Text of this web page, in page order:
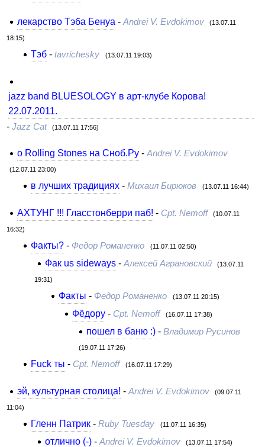
лекарство Тэба Бенуа - Andrei V. Evdokimov (13.07.11
18:15)
Тэб -tavrichesky (13.07.11 19:03)
jazz band BLUESOLOGY в арт-клубе Корова!
22.07.2011.
- Jazz Cat (13.07.11 17:56)
o Rolling Stones на Сноб.Ру- Andrei V. Evdokimov
(12.07.11 23:00)
в лучших традициях -Михаил Бирюков (13.07.11 16:44)
АХТУНГ !!! Гласстонберри паб! - Cpt. Nemoff (10.07.11
16:32)
Факты? - Федор Романенко (11.07.11 02:50)
Фак us sideways- Алексей Аграновский (13.07.11
19:31)
Факты - Федор Романенко (13.07.11 20:15)
Фёдору - Cpt. Nemoff (16.07.11 17:38)
пошел в баню :)- Владимир Русинов
(19.07.11 17:26)
Fuck ты - Cpt. Nemoff (16.07.11 17:29)
эй, культурная столица! - Andrei V. Evdokimov (09.07.11
11:04)
Гленн Патрик -Ruby Tuesday (11.07.11 16:35)
отлично (-)- Andrei V. Evdokimov (13.07.11 17:54)